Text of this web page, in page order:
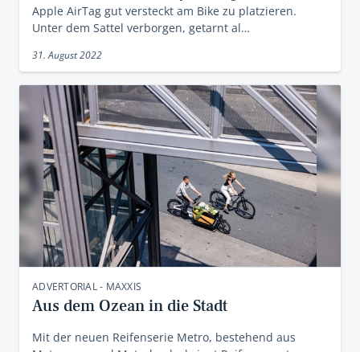
Apple AirTag gut versteckt am Bike zu platzieren.
Unter dem Sattel verborgen, getarnt al…
31. August 2022
ADVERTORIAL - MAXXIS
Aus dem Ozean in die Stadt
Mit der neuen Reifenserie Metro, bestehend aus